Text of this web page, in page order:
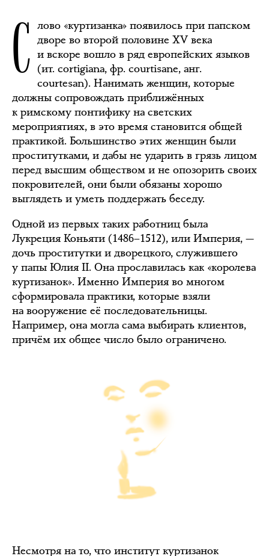
С лово «куртизанка» появилось при папском
дворе во второй половине XV века
и вскоре вошло в ряд европейских языков
(ит. cortigiana, фр. courtisane, анг.
courtesan). Нанимать женщин, которые
должны сопровождать приближённых
к римскому понтифику на светских
мероприятиях, в это время становится общей
практикой. Большинство этих женщин были
проститутками, и дабы не ударить в грязь лицом
перед высшим обществом и не опозорить своих
покровителей, они были обязаны хорошо
выглядеть и уметь поддержать беседу.
Одной из первых таких работниц была
Лукреция Коньяти (1486–1512), или Империя, —
дочь проститутки и дворецкого, служившего
у папы Юлия II. Она прославилась как «королева
куртизанок». Именно Империя во многом
сформировала практики, которые взяли
на вооружение её последовательницы.
Например, она могла сама выбирать клиентов,
причём их общее число было ограничено.
Несмотря на то, что институт куртизанок